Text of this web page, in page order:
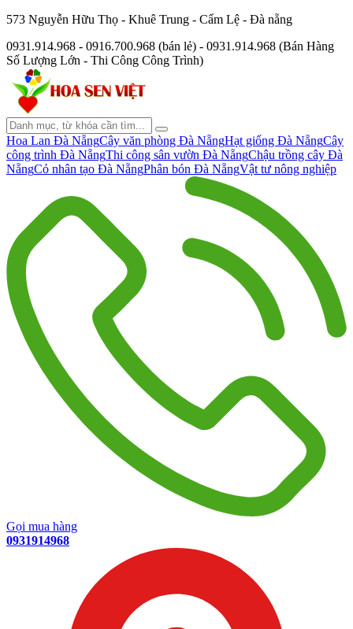
573 Nguyễn Hữu Thọ - Khuê Trung - Cẩm Lệ - Đà nẵng
0931.914.968 - 0916.700.968 (bán lẻ) - 0931.914.968 (Bán Hàng
Số Lượng Lớn - Thi Công Công Trình)
Hoa Lan Đà NẵngCây văn phòng Đà NẵngHạt giống Đà NẵngCây
công trình Đà NẵngThi công sân vườn Đà NẵngChậu trồng cây Đà
NẵngCỏ nhân tạo Đà NẵngPhân bón Đà NẵngVật tư nông nghiệp
Gọi mua hàng
0931914968